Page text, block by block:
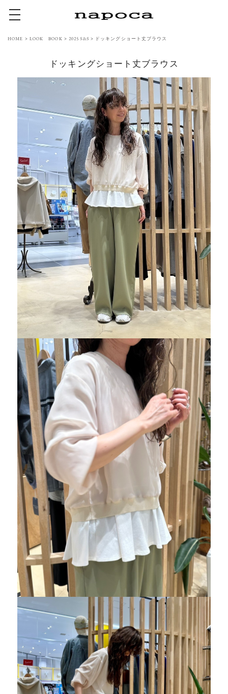
toggle navigation
HOME > LOOK BOOK > 2025 S&S> ドッキングショート丈ブラウス
ドッキングショート丈ブラウス